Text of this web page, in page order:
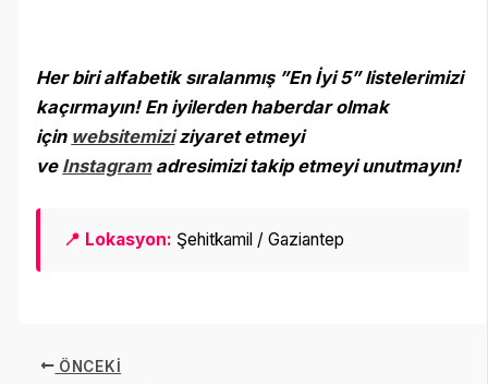
Her biri alfabetik sıralanmış ”En İyi 5” listelerimizi
kaçırmayın! En iyilerden haberdar olmak
için websitemiziziyaret etmeyi
ve Instagramadresimizi takip etmeyi unutmayın!
📍 Lokasyon: Şehitkamil / Gaziantep
ÖNCEKI